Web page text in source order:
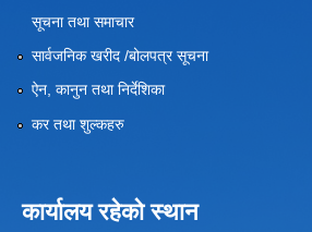
सूचना तथा समाचार
सार्वजनिक खरीद /बोलपत्र सूचना
ऐन, कानुन तथा निर्देशिका
कर तथा शुल्कहरु
कार्यालय रहेको स्थान